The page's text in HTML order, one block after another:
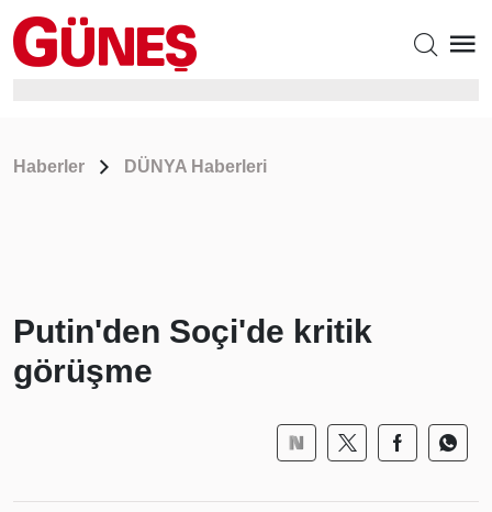
Haberler DÜNYA Haberleri
Putin'den Soçi'de kritik
görüşme